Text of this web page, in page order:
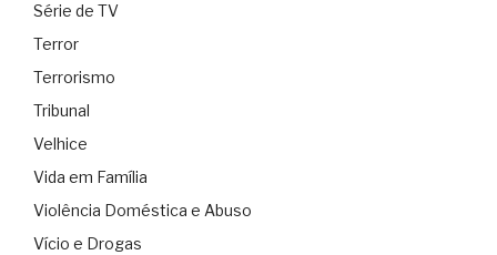
Série de TV
Terror
Terrorismo
Tribunal
Velhice
Vida em Família
Violência Doméstica e Abuso
Vício e Drogas